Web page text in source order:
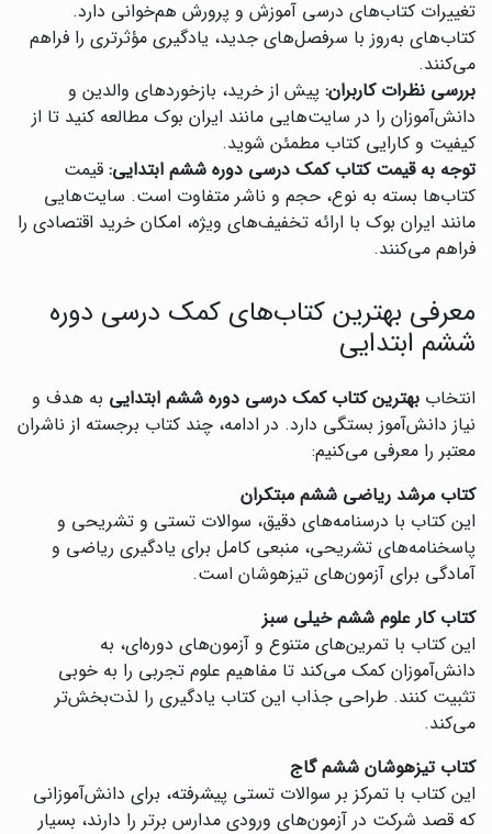
تغییرات کتاب‌های درسی آموزش و پرورش هم‌خوانی دارد.
کتاب‌های به‌روز با سرفصل‌های جدید، یادگیری مؤثرتری را فراهم
می‌کنند.
بررسی نظرات کاربران: پیش از خرید، بازخوردهای والدین و
دانش‌آموزان را در سایت‌هایی مانند ایران بوک مطالعه کنید تا از
کیفیت و کارایی کتاب مطمئن شوید.
توجه به قیمت کتاب کمک درسی دوره ششم ابتدایی: قیمت
کتاب‌ها بسته به نوع، حجم و ناشر متفاوت است. سایت‌هایی
مانند ایران بوک با ارائه تخفیف‌های ویژه، امکان خرید اقتصادی را
فراهم می‌کنند.
معرفی بهترین کتاب‌های کمک درسی دوره
ششم ابتدایی
انتخاب بهترین کتاب کمک درسی دوره ششم ابتدایی به هدف و
نیاز دانش‌آموز بستگی دارد. در ادامه، چند کتاب برجسته از ناشران
معتبر را معرفی می‌کنیم:
کتاب مرشد ریاضی ششم مبتکران
این کتاب با درسنامه‌های دقیق، سوالات تستی و تشریحی و
پاسخنامه‌های تشریحی، منبعی کامل برای یادگیری ریاضی و
آمادگی برای آزمون‌های تیزهوشان است.
کتاب کار علوم ششم خیلی سبز
این کتاب با تمرین‌های متنوع و آزمون‌های دوره‌ای، به
دانش‌آموزان کمک می‌کند تا مفاهیم علوم تجربی را به خوبی
تثبیت کنند. طراحی جذاب این کتاب یادگیری را لذت‌بخش‌تر
می‌کند.
کتاب تیزهوشان ششم گاج
این کتاب با تمرکز بر سوالات تستی پیشرفته، برای دانش‌آموزانی
که قصد شرکت در آزمون‌های ورودی مدارس برتر را دارند، بسیار